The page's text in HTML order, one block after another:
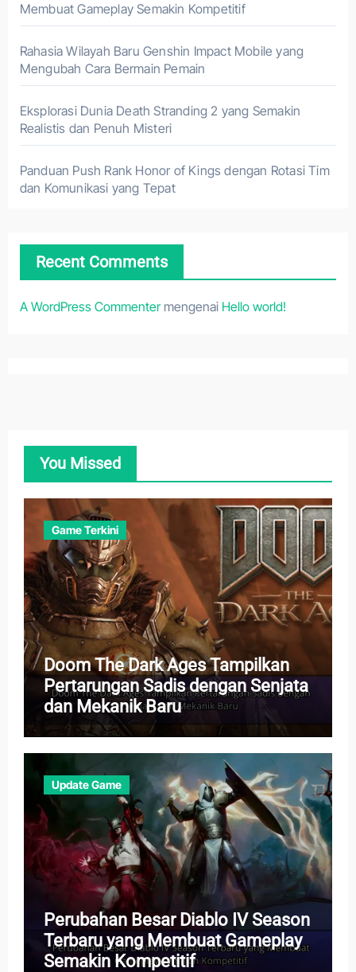
Membuat Gameplay Semakin Kompetitif
Rahasia Wilayah Baru Genshin Impact Mobile yang
Mengubah Cara Bermain Pemain
Eksplorasi Dunia Death Stranding 2 yang Semakin
Realistis dan Penuh Misteri
Panduan Push Rank Honor of Kings dengan Rotasi Tim
dan Komunikasi yang Tepat
Recent Comments
A WordPress Commentermengenai Hello world!
You Missed
Game Terkini
Doom The Dark Ages Tampilkan
Pertarungan Sadis dengan Senjata
dan Mekanik Baru
Update Game
Perubahan Besar Diablo IV Season
Terbaru yang Membuat Gameplay
Semakin Kompetitif